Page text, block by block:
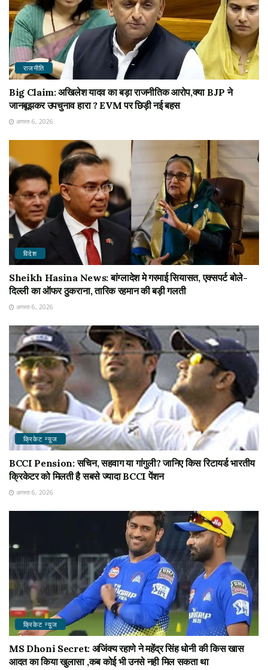
राजनीति
Big Claim: अखिलेश यादव का बड़ा राजनीतिक आरोप,क्या BJP ने
जानबूझकर उपचुनाव हारा ? EVM पर छिड़ी नई बहस
अगस्त 6, 2026
विदेश
Sheikh Hasina News: बांग्लादेश मे गरमाई सियासत, एक्सपर्ट बोले-
दिल्ली का ऑफर ठुकराना, तारिक रहमान की बड़ी गलती
अगस्त 6, 2026
क्रिकेट न्यू़ज
BCCI Pension: सचिन, सहवाग या गांगुली? जानिए किस रिटायर्ड भारतीय
क्रिकेटर को मिलती है सबसे ज्यादा BCCI पेंशन
अगस्त 6, 2026
क्रिकेट न्यू़ज
MS Dhoni Secret: अजिंक्य रहाणे ने महेंद्र सिंह धोनी की किस खास
आदत का किया खुलासा ,कब कोई भी उनसे नही मिल सकता था